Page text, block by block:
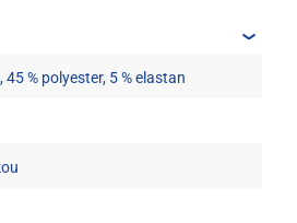
% polyester, 5 % elastan